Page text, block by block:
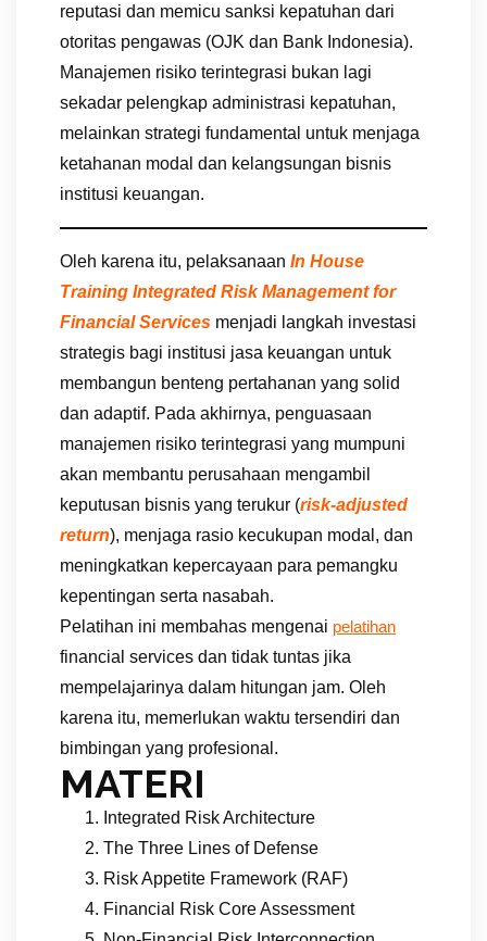
reputasi dan memicu sanksi kepatuhan dari
otoritas pengawas (OJK dan Bank Indonesia).
Manajemen risiko terintegrasi bukan lagi
sekadar pelengkap administrasi kepatuhan,
melainkan strategi fundamental untuk menjaga
ketahanan modal dan kelangsungan bisnis
institusi keuangan.
Oleh karena itu, pelaksanaan In House
Training Integrated Risk Management for
Financial Services menjadi langkah investasi
strategis bagi institusi jasa keuangan untuk
membangun benteng pertahanan yang solid
dan adaptif. Pada akhirnya, penguasaan
manajemen risiko terintegrasi yang mumpuni
akan membantu perusahaan mengambil
keputusan bisnis yang terukur (risk-adjusted
return), menjaga rasio kecukupan modal, dan
meningkatkan kepercayaan para pemangku
kepentingan serta nasabah.
Pelatihan ini membahas mengenai pelatihan
financial services dan tidak tuntas jika
mempelajarinya dalam hitungan jam. Oleh
karena itu, memerlukan waktu tersendiri dan
bimbingan yang profesional.
MATERI
Integrated Risk Architecture
The Three Lines of Defense
Risk Appetite Framework (RAF)
Financial Risk Core Assessment